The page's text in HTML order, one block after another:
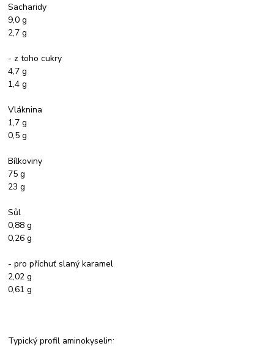
Sacharidy
9,0 g
2,7 g
- z toho cukry
4,7 g
1,4 g
Vláknina
1,7 g
0,5 g
Bílkoviny
75 g
23 g
Sůl
0,88 g
0,26 g
- pro příchuť slaný karamel
2,02 g
0,61 g
Typický profil aminokyselin: